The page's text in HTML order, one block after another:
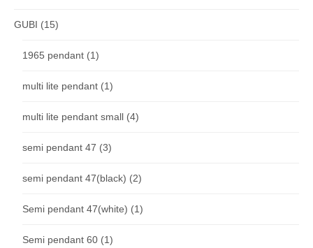
GUBI (15)
1965 pendant (1)
multi lite pendant (1)
multi lite pendant small (4)
semi pendant 47 (3)
semi pendant 47(black) (2)
Semi pendant 47(white) (1)
Semi pendant 60 (1)